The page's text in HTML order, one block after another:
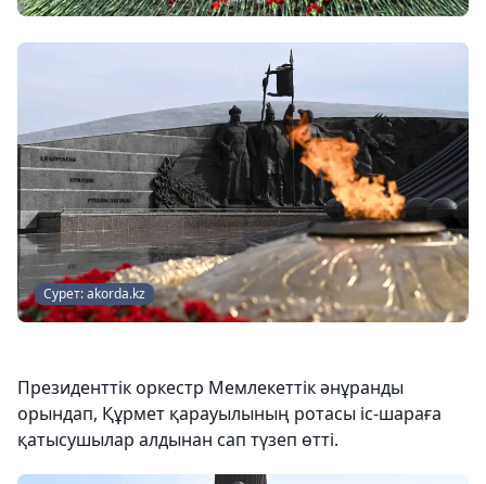
Сурет: akorda.kz
Президенттік оркестр Мемлекеттік әнұранды
орындап, Құрмет қарауылының ротасы іс-шараға
қатысушылар алдынан сап түзеп өтті.